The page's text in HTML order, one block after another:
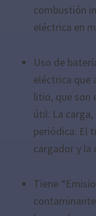
combustión
eléctrica en
Uso de
eléctrica que
litio, que son
útil. La
periódica. El
cargador y la
Tiene